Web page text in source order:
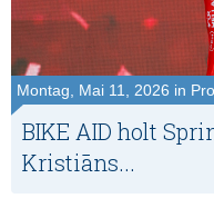
Montag, Mai 11, 2026 in
BIKE AID holt
Kristiāns...